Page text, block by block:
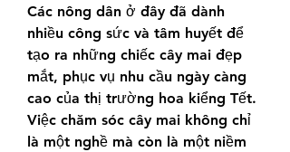
Các nông dân ở đây đã dành
nhiều công sức và tâm huyết để
tạo ra những chiếc cây mai đẹp
mắt, phục vụ nhu cầu ngày càng
cao của thị trường hoa kiểng Tết.
Việc chăm sóc cây mai không chỉ
là một nghề mà còn là một niềm